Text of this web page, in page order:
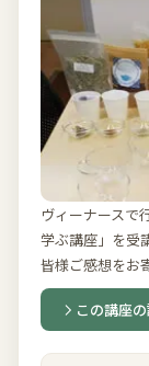
ヴィーナースで
学ぶ講座」を受
皆様ご感想をお
この講座